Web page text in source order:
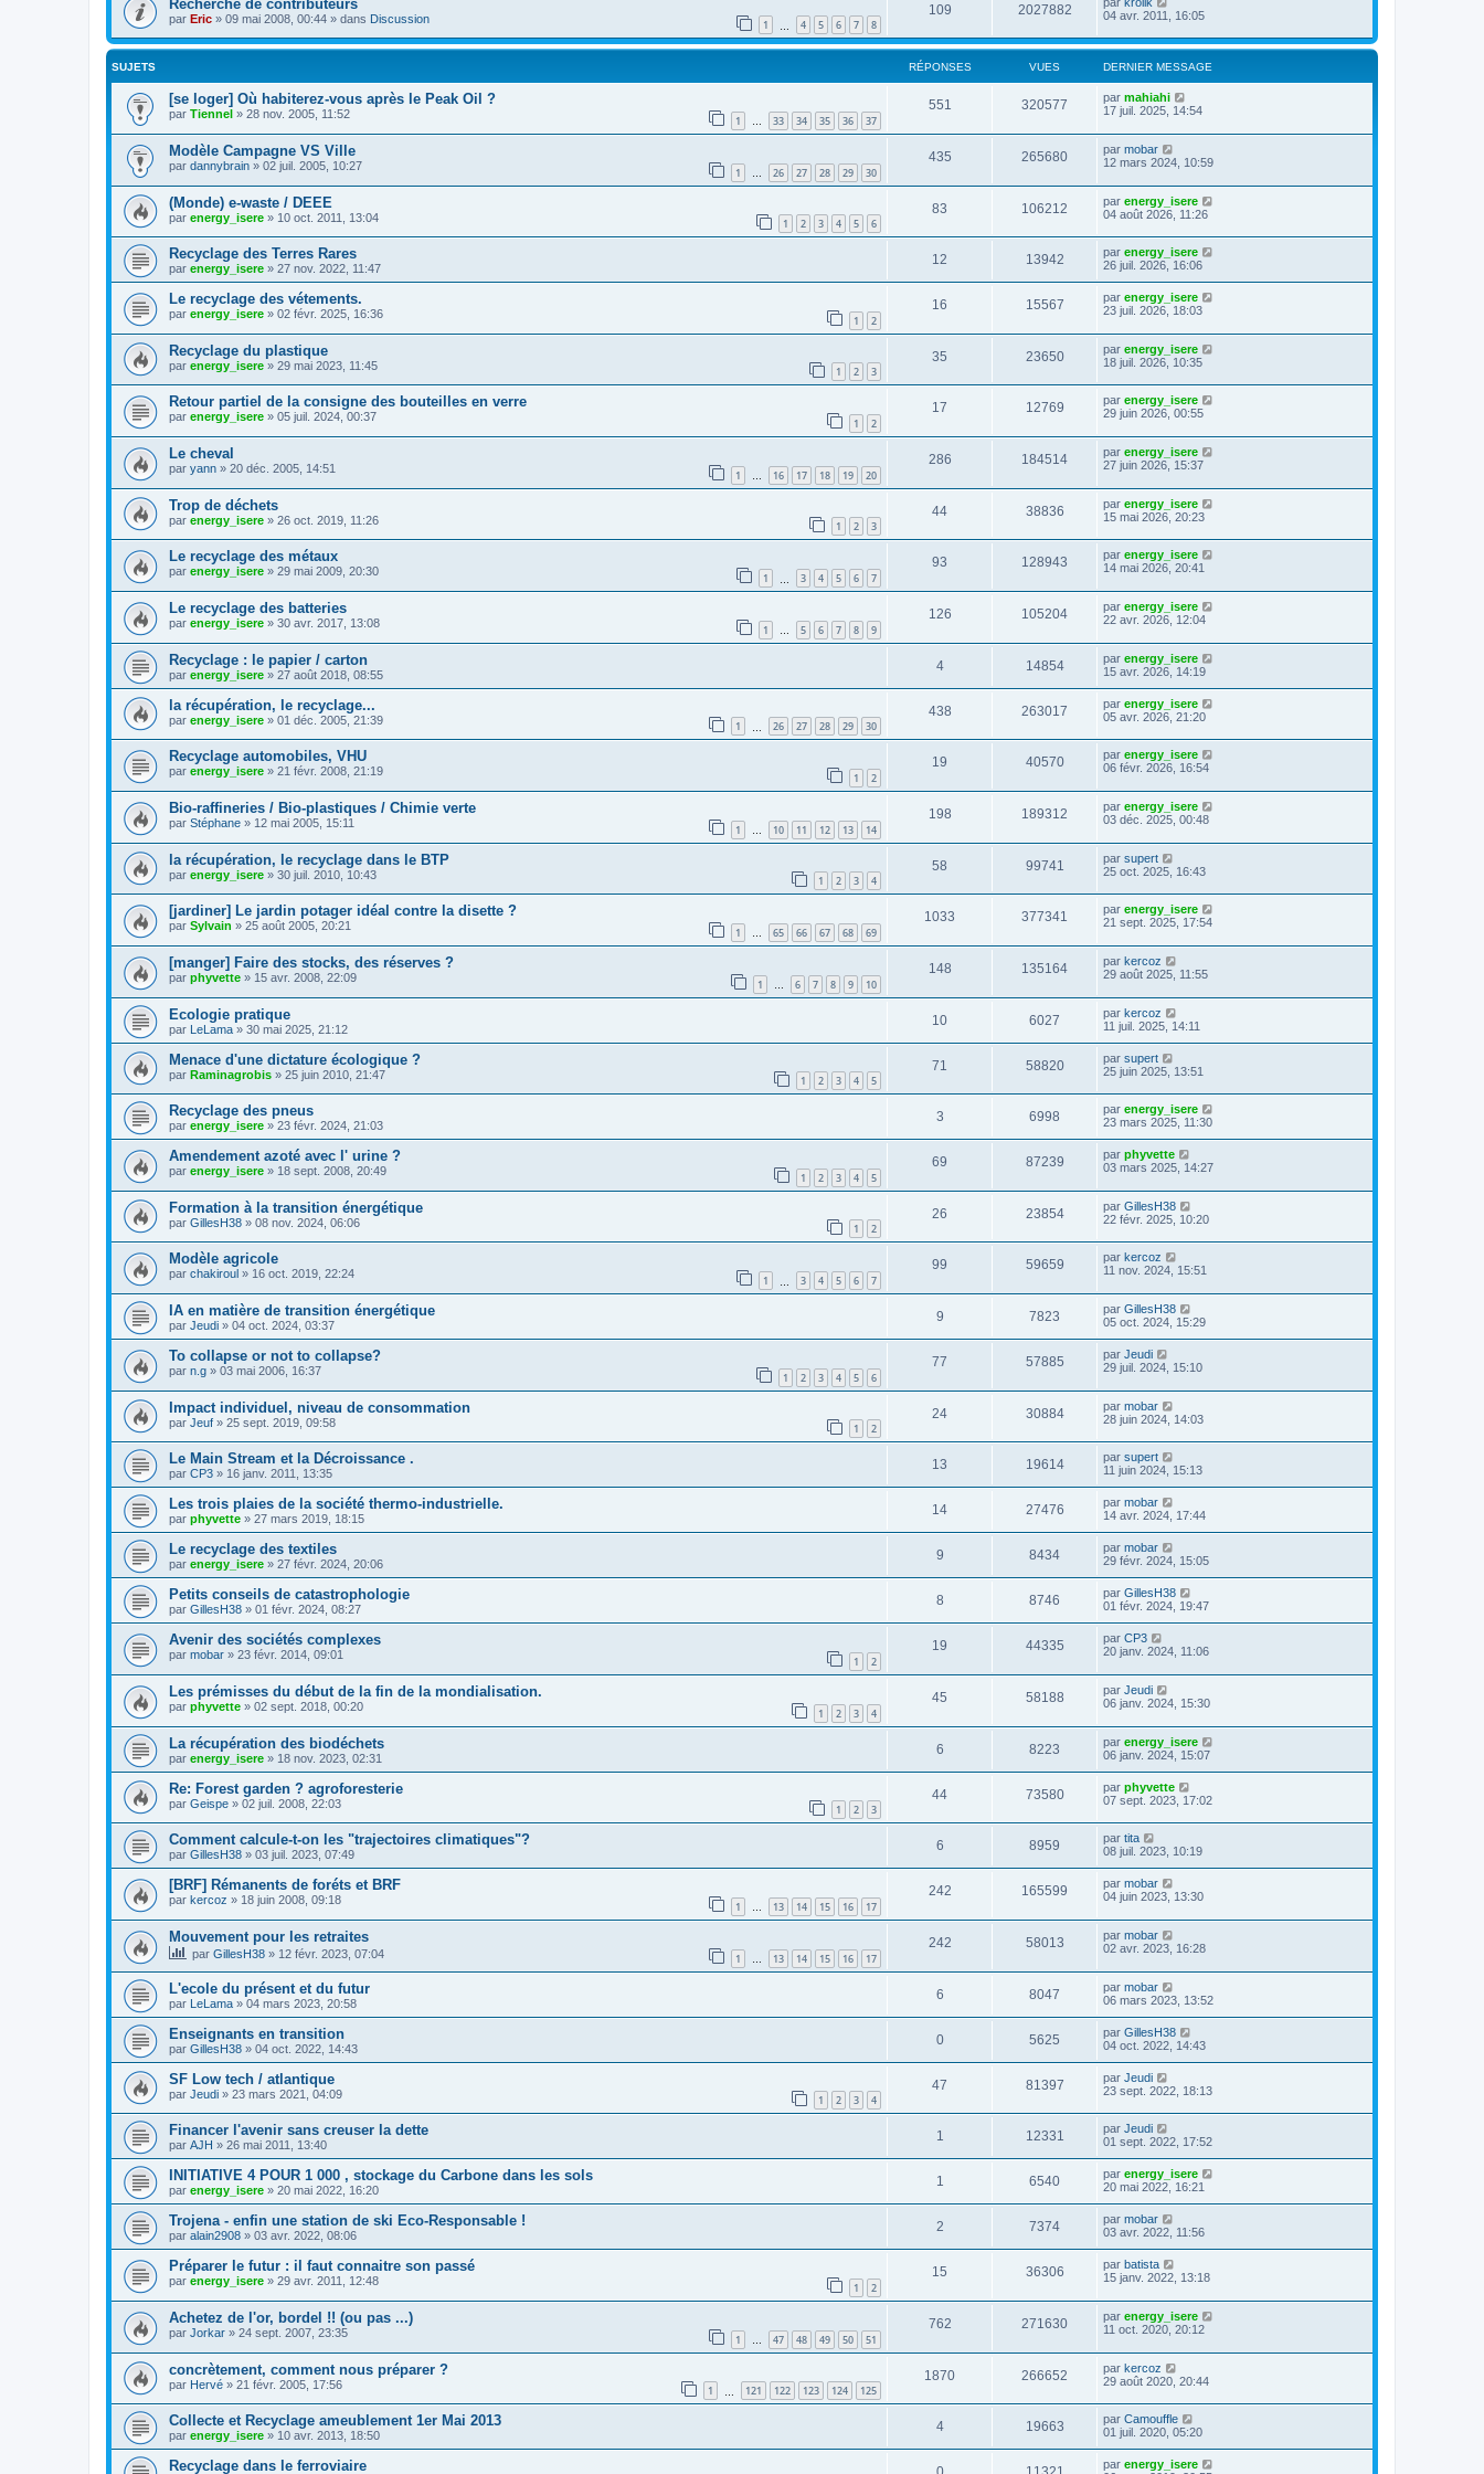
Recherche de contributeurs
par Eric » 09 mai 2008, 00:44 » dans Discussion 1 4 5 6 7 8
109 2027882
04 avr. 2011, 16:05
SUJETS RÉPONSES VUES DERNIER MESSAGE
[se loger] Où habiterez-vous après le Peak Oil ?
par Tiennel » 28 nov. 2005, 11:52 1 … 33 34 35 36 37
551 320577 par mahiahi
17 juil. 2025, 14:54
Modèle Campagne VS Ville
par dannybrain » 02 juil. 2005, 10:27 1 … 26 27 28 29 30
435 265680 par mobar
12 mars 2024, 10:59
(Monde) e-waste / DEEE
par energy_isere » 10 oct. 2011, 13:04 1 2 3 4 5 6
83 106212 par energy_isere
04 août 2026, 11:26
Recyclage des Terres Rares
par energy_isere » 27 nov. 2022, 11:47
12 13942 par energy_isere
26 juil. 2026, 16:06
Le recyclage des vétements.
par energy_isere » 02 févr. 2025, 16:36 1 2
16 15567 par energy_isere
23 juil. 2026, 18:03
Recyclage du plastique
par energy_isere » 29 mai 2023, 11:45 1 2 3
35 23650 par energy_isere
18 juil. 2026, 10:35
Retour partiel de la consigne des bouteilles en verre
par energy_isere » 05 juil. 2024, 00:37 1 2
17 12769 par energy_isere
29 juin 2026, 00:55
Le cheval
par yann » 20 déc. 2005, 14:51 1 … 16 17 18 19 20
286 184514 par energy_isere
27 juin 2026, 15:37
Trop de déchets
par energy_isere » 26 oct. 2019, 11:26 1 2 3
44 38836 par energy_isere
15 mai 2026, 20:23
Le recyclage des métaux
par energy_isere » 29 mai 2009, 20:30 1 3 4 5 6 7
93 128943 par energy_isere
14 mai 2026, 20:41
Le recyclage des batteries
par energy_isere » 30 avr. 2017, 13:08 1 … 5 6 7 8 9
126 105204 par energy_isere
22 avr. 2026, 12:04
Recyclage : le papier / carton
par energy_isere » 27 août 2018, 08:55
4 14854 par energy_isere
15 avr. 2026, 14:19
la récupération, le recyclage...
par energy_isere » 01 déc. 2005, 21:39 1 26 27 28 29 30
438 263017 par energy_isere
05 avr. 2026, 21:20
Recyclage automobiles, VHU
par energy_isere » 21 févr. 2008, 21:19 1 2
19 40570 par energy_isere
06 févr. 2026, 16:54
Bio-raffineries / Bio-plastiques / Chimie verte
par Stéphane » 12 mai 2005, 15:11 1 … 10 11 12 13 14
198 189312 par energy_isere
03 déc. 2025, 00:48
la récupération, le recyclage dans le BTP
par energy_isere » 30 juil. 2010, 10:43 1 2 3 4
58 99741 par supert
25 oct. 2025, 16:43
[jardiner] Le jardin potager idéal contre la disette ?
par Sylvain » 25 août 2005, 20:21 1 … 65 66 67 68 69
1033 377341 par energy_isere
21 sept. 2025, 17:54
[manger] Faire des stocks, des réserves ?
par phyvette » 15 avr. 2008, 22:09 1 6 7 8 9 10
148 135164 par kercoz
29 août 2025, 11:55
Ecologie pratique
par LeLama » 30 mai 2025, 21:12
10 6027 par kercoz
11 juil. 2025, 14:11
Menace d'une dictature écologique ?
par Raminagrobis » 25 juin 2010, 21:47 1 2 3 4 5
71 58820 par supert
25 juin 2025, 13:51
Recyclage des pneus
par energy_isere » 23 févr. 2024, 21:03
3 6998 par energy_isere
23 mars 2025, 11:30
Amendement azoté avec l' urine ?
par energy_isere » 18 sept. 2008, 20:49 1 2 3 4 5
69 87239 par phyvette
03 mars 2025, 14:27
Formation à la transition énergétique
par GillesH38 » 08 nov. 2024, 06:06 1 2
26 23854 par GillesH38
22 févr. 2025, 10:20
Modèle agricole
par chakiroul » 16 oct. 2019, 22:24 1 3 4 5 6 7
99 59659 par kercoz
11 nov. 2024, 15:51
IA en matière de transition énergétique
par Jeudi » 04 oct. 2024, 03:37
9 7823 par GillesH38
05 oct. 2024, 15:29
To collapse or not to collapse?
par n.g » 03 mai 2006, 16:37 1 2 3 4 5 6
77 57885 par Jeudi
29 juil. 2024, 15:10
Impact individuel, niveau de consommation
par Jeuf » 25 sept. 2019, 09:58 1 2
24 30884 par mobar
28 juin 2024, 14:03
Le Main Stream et la Décroissance .
par CP3 » 16 janv. 2011, 13:35
13 19614 par supert
11 juin 2024, 15:13
Les trois plaies de la société thermo-industrielle.
par phyvette » 27 mars 2019, 18:15
14 27476 par mobar
14 avr. 2024, 17:44
Le recyclage des textiles
par energy_isere » 27 févr. 2024, 20:06
9 8434 par mobar
29 févr. 2024, 15:05
Petits conseils de catastrophologie
par GillesH38 » 01 févr. 2024, 08:27
8 8746 par GillesH38
01 févr. 2024, 19:47
Avenir des sociétés complexes
par mobar » 23 févr. 2014, 09:01 1 2
19 44335 par CP3
20 janv. 2024, 11:06
Les prémisses du début de la fin de la mondialisation.
par phyvette » 02 sept. 2018, 00:20 1 2 3 4
45 58188 par Jeudi
06 janv. 2024, 15:30
La récupération des biodéchets
par energy_isere » 18 nov. 2023, 02:31
6 8223 par energy_isere
06 janv. 2024, 15:07
Re: Forest garden ? agroforesterie
par Geispe » 02 juil. 2008, 22:03 1 2 3
44 73580 par phyvette
07 sept. 2023, 17:02
Comment calcule-t-on les "trajectoires climatiques"?
par GillesH38 » 03 juil. 2023, 07:49
6 8959 par tita
08 juil. 2023, 10:19
[BRF] Rémanents de foréts et BRF
par kercoz » 18 juin 2008, 09:18 1 … 13 14 15 16 17
242 165599 par mobar
04 juin 2023, 13:30
Mouvement pour les retraites
par GillesH38 » 12 févr. 2023, 07:04 1 … 13 14 15 16 17
242 58013 par mobar
02 avr. 2023, 16:28
L'ecole du présent et du futur
par LeLama » 04 mars 2023, 20:58
6 8047 par mobar
06 mars 2023, 13:52
Enseignants en transition
par GillesH38 » 04 oct. 2022, 14:43
0 5625 par GillesH38
04 oct. 2022, 14:43
SF Low tech / atlantique
par Jeudi » 23 mars 2021, 04:09 1 2 3 4
47 81397 par Jeudi
23 sept. 2022, 18:13
Financer l'avenir sans creuser la dette
par AJH » 26 mai 2011, 13:40
1 12331 par Jeudi
01 sept. 2022, 17:52
INITIATIVE 4 POUR 1 000 , stockage du Carbone dans les sols
par energy_isere » 20 mai 2022, 16:20
1 6540 par energy_isere
20 mai 2022, 16:21
Trojena - enfin une station de ski Eco-Responsable !
par alain2908 » 03 avr. 2022, 08:06
2 7374 par mobar
03 avr. 2022, 11:56
Préparer le futur : il faut connaitre son passé
par energy_isere » 29 avr. 2011, 12:48 1 2
15 36306 par batista
15 janv. 2022, 13:18
Achetez de l'or, bordel !! (ou pas ...)
par Jorkar » 24 sept. 2007, 23:35 1 47 48 49 50 51
762 271630 par energy_isere
11 oct. 2020, 20:12
concrètement, comment nous préparer ?
par Hervé » 21 févr. 2005, 17:56 1 121 122 123 124 125
1870 266652 par kercoz
29 août 2020, 20:44
Collecte et Recyclage ameublement 1er Mai 2013
par energy_isere » 10 avr. 2013, 18:50
4 19663 par Camouffle
01 juil. 2020, 05:20
Recyclage dans le ferroviaire par energy_isere